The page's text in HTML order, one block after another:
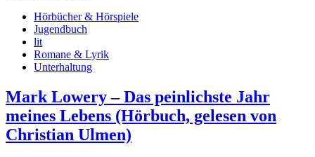
Hörbücher & Hörspiele
Jugendbuch
lit
Romane & Lyrik
Unterhaltung
Mark Lowery – Das peinlichste Jahr
meines Lebens (Hörbuch, gelesen von
Christian Ulmen)